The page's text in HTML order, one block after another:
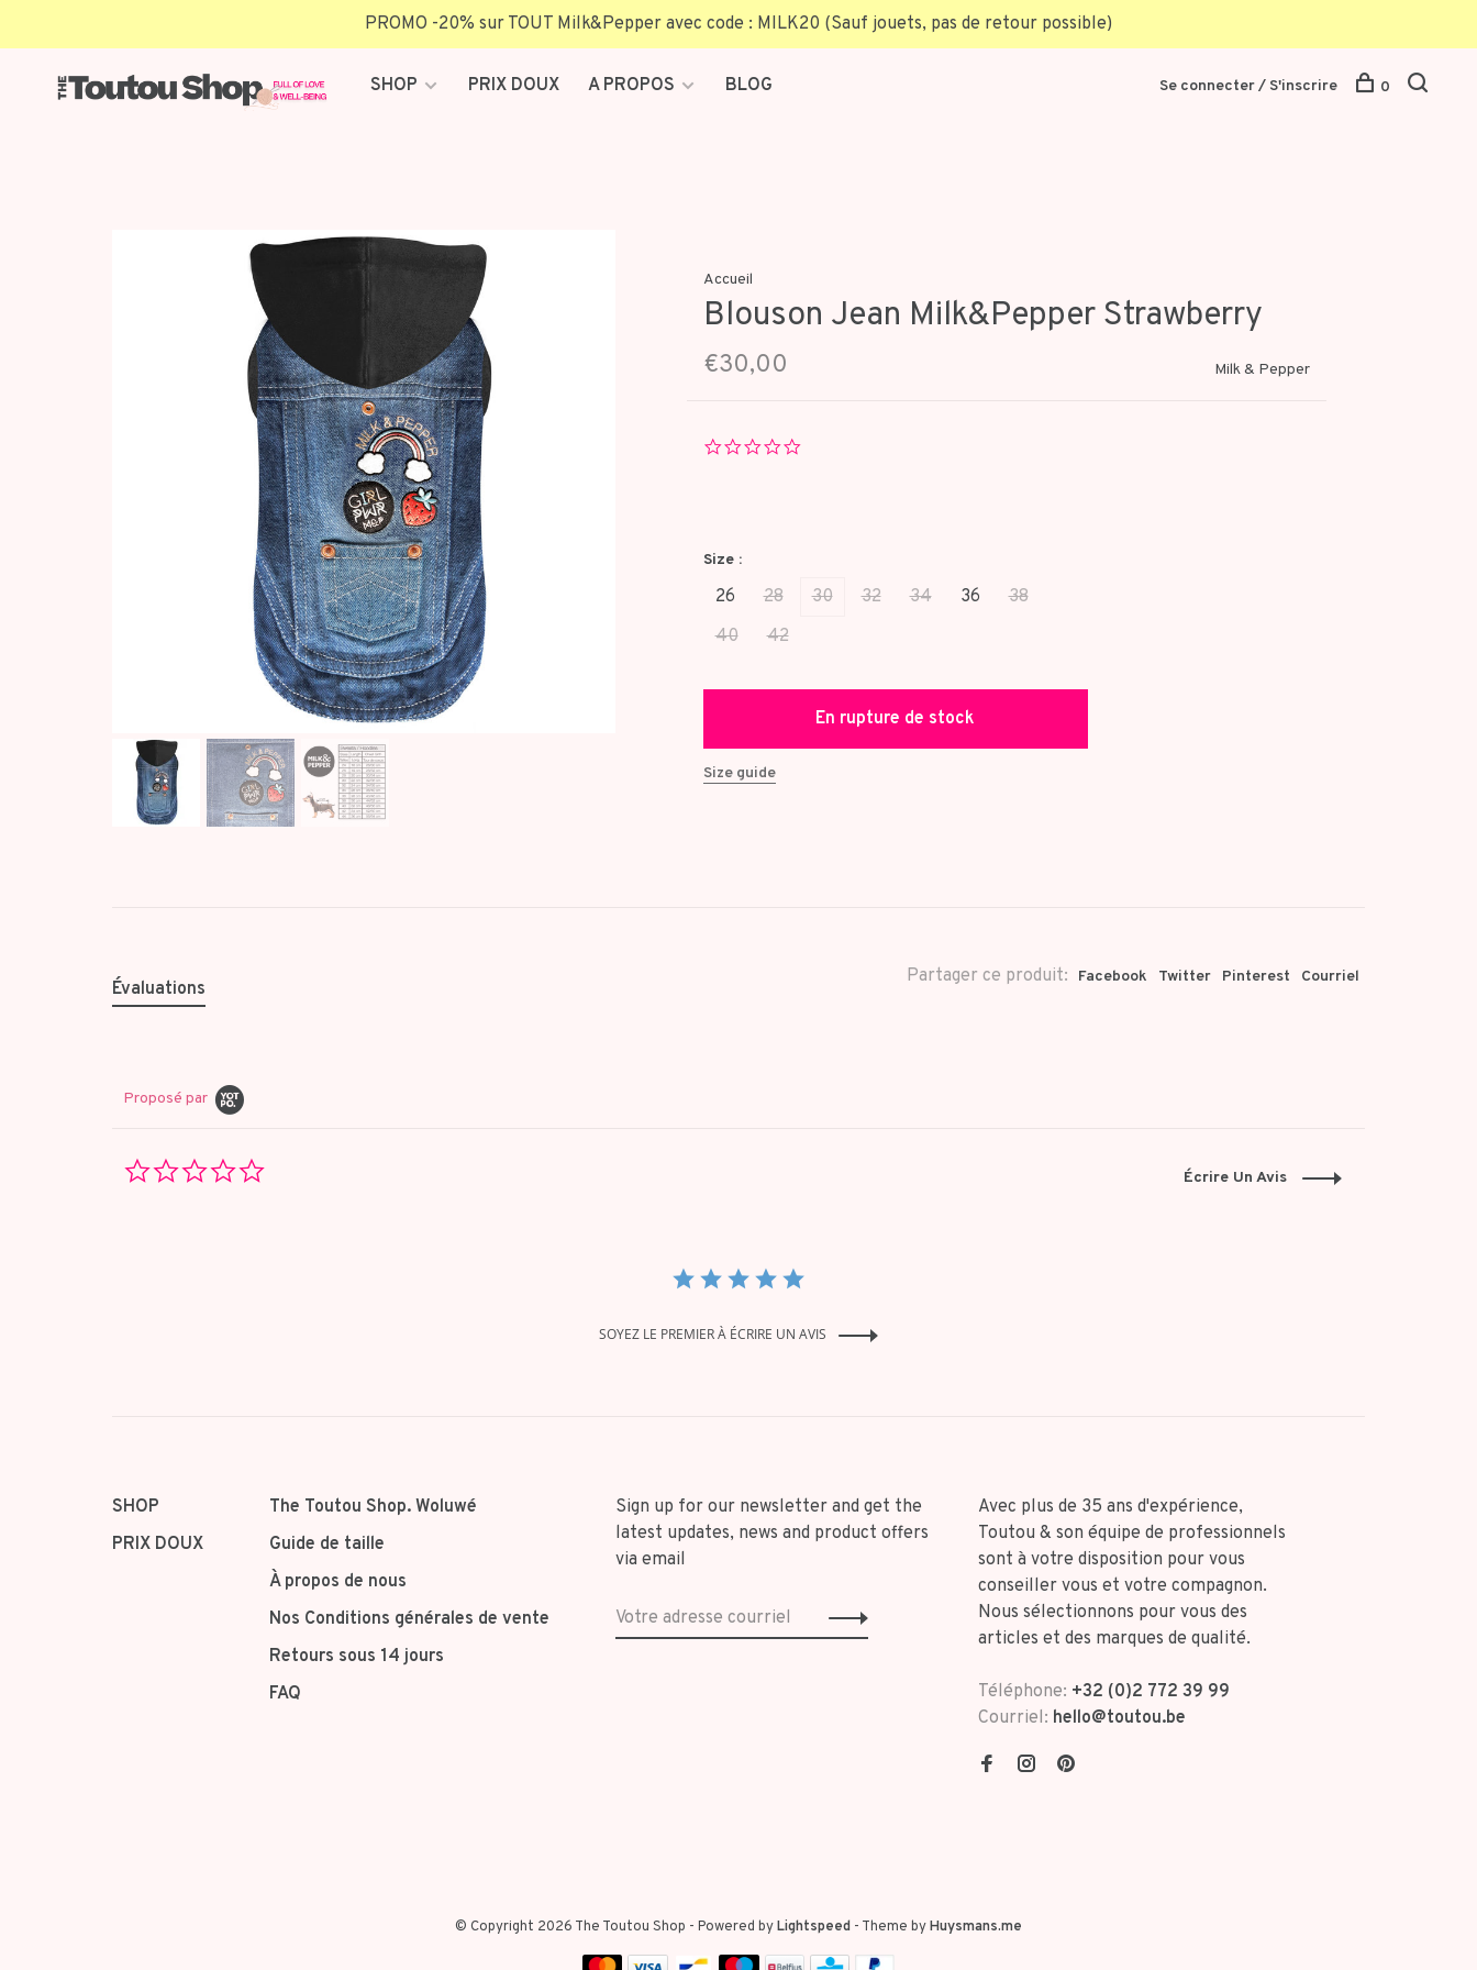
PROMO -20% sur TOUT Milk&Pepper avec code : MILK20 (Sauf jouets, pas de retour possible)
SHOP PRIX DOUX A PROPOS BLOG Se connecter / S'inscrire 0
Accueil
Blouson Jean Milk&Pepper Strawberry
€30,00 Milk & Pepper
0.0
Size :
26 28 30 32 34 36
38
40
42
En rupture de stock
Size guide
Partager ce produit: Facebook Twitter Pinterest Courriel
Évaluations
Proposé par
Écrire Un Avis
SOYEZ LE PREMIER À ÉCRIRE UN AVIS
SHOP
PRIX DOUX
The Toutou Shop. Woluwé
Guide de taille
À propos de nous
Nos Conditions générales de vente
Retours sous 14 jours
FAQ
Sign up for our newsletter and get the
latest updates, news and product offers
via email
Avec plus de 35 ans d'expérience,
Toutou & son équipe de professionnels
sont à votre disposition pour vous
conseiller vous et votre compagnon.
Nous sélectionnons pour vous des
articles et des marques de qualité.
Téléphone: +32 (0)2 772 39 99
Courriel: hello@toutou.be
© Copyright 2026 The Toutou Shop - Powered byLightspeed - Theme byHuysmans.me